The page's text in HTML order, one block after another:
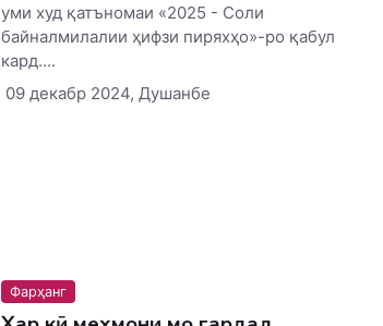
уми худ қатъномаи «2025 - Соли
байналмилалии ҳифзи пиряхҳо»-ро қабул
кард....
09 декабр 2024, Душанбе
Фарҳанг